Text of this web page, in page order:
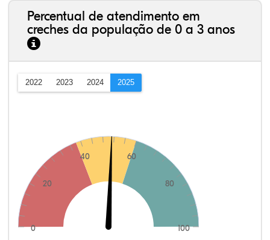
Percentual de atendimento em
creches da população de 0 a 3 anos
2022 2023 2024 2025
0
20
40 60
80
100